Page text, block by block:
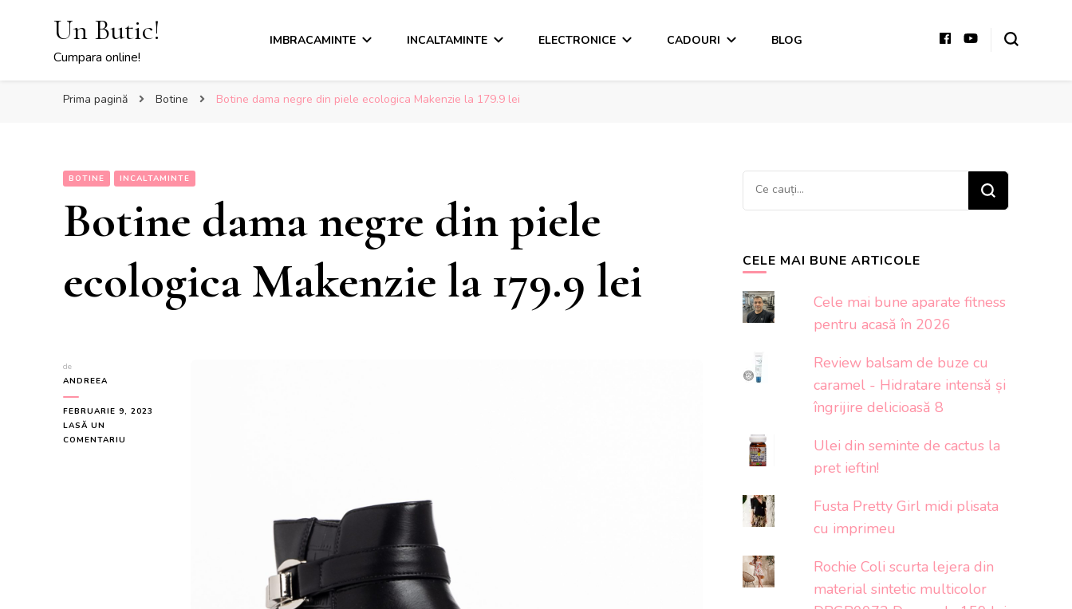
Un Butic!
Cumpara online!
IMBRACAMINTE INCALTAMINTE ELECTRONICE CADOURI BLOG
Prima pagină Botine Botine dama negre din piele ecologica Makenzie la 179.9 lei
BOTINE INCALTAMINTE
Botine dama negre din piele
ecologica Makenzie la 179.9 lei
de
ANDREEA
FEBRUARIE 9, 2023
LASĂ UN
COMENTARIU
Cauți
ceva?
CELE MAI BUNE ARTICOLE
Cele mai bune aparate fitness
pentru acasă în 2026
Review balsam de buze cu
caramel - Hidratare intensă și
îngrijire delicioasă 8
Ulei din seminte de cactus la
pret ieftin!
Fusta Pretty Girl midi plisata
cu imprimeu
Rochie Coli scurta lejera din
material sintetic multicolor